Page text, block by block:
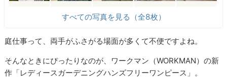
すべての写真を見る（全8枚）
庭仕事って、両手がふさがる場面が多くて不便ですよね。
そんなときにぴったりなのが、ワークマン（WORKMAN）の新
作「レディースガーデニングハンズフリーワンピース」。